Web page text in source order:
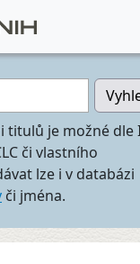
titulů je možné dle
či vlastního
lze i v databázi
či jména.